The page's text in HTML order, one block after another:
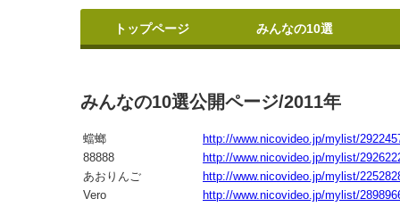
トップページ みんなの10選
みんなの10選公開ページ/2011年
蟷螂
http://www.nicovideo.jp/mylist/
88888
http://www.nicovideo.jp/mylist/
あおりんご
http://www.nicovideo.jp/mylist/
Vero
http://www.nicovideo.jp/mylist/